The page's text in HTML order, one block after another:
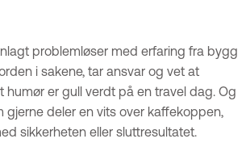
problemløser med erfaring fra bygg
i sakene, tar ansvar og vet at
er gull verdt på en travel dag. Og
gjerne deler en vits over kaffekoppen,
sikkerheten eller sluttresultatet.